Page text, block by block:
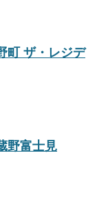
町 ザ・レジデ
野富士見